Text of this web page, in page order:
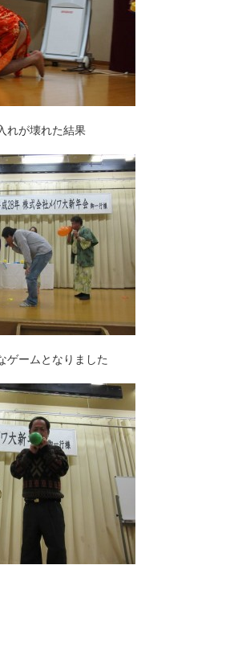
れが壊れた結果
ゲームとなりました